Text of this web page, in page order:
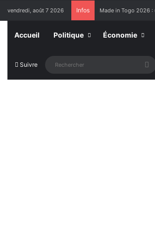
vendredi, août 7 2026 Infos Made in Togo 2026 :
Accueil Politique Économie
Suivre